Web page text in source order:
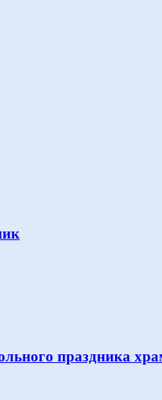
праздника